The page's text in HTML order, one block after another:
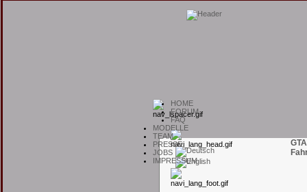
HOME
FORUM
FAQ
MODELLE
TEAM
PRESSE
JOBS
IMPRESSUM